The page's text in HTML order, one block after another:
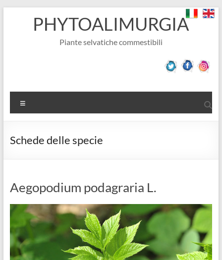
contenutoPHYTOALIMURGIA
Piante selvatiche commestibili
Schede delle specie
Aegopodium podagraria L.